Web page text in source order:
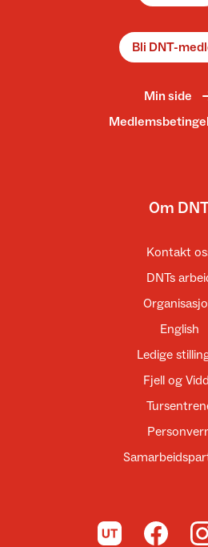
Bli DNT-
Min side
Om
Kontakt
DNTs
English
Ledige
Fjell og
Til UT.no Til DNT på
Til